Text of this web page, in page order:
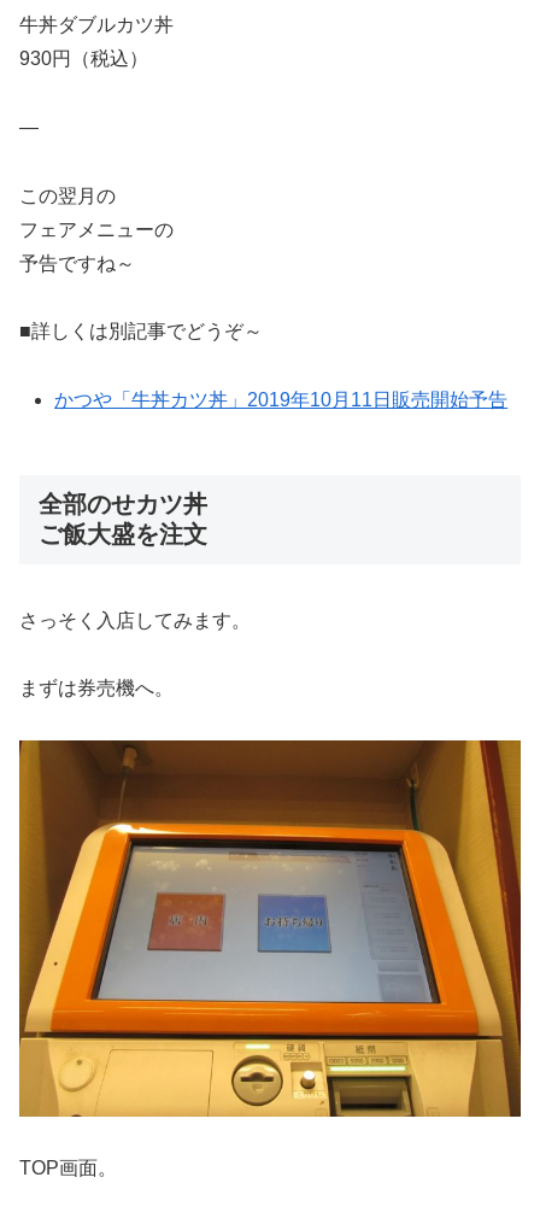
牛丼ダブルカツ丼
930円（税込）
—
この翌月の
フェアメニューの
予告ですね～
■詳しくは別記事でどうぞ～
かつや「牛丼カツ丼」2019年10月11日販売開始予告
全部のせカツ丼
ご飯大盛を注文
さっそく入店してみます。
まずは券売機へ。
TOP画面。